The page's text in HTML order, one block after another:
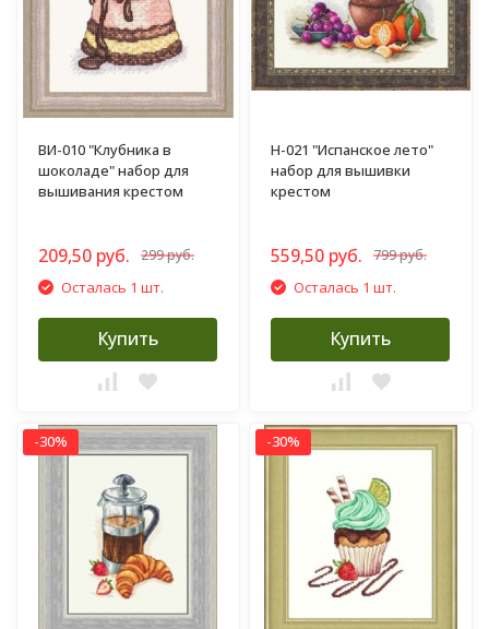
ВИ-010 "Клубника в
шоколаде" набор для
вышивания крестом
209,50 руб. 299 руб.
Осталась 1 шт.
Купить
Н-021 "Испанское лето"
набор для вышивки
крестом
559,50 руб. 799 руб.
Осталась 1 шт.
Купить
-30% -30%